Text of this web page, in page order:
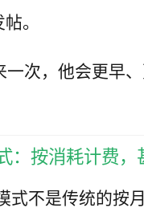
。
一次，他会更早
：按消耗计费，
式不是传统的按